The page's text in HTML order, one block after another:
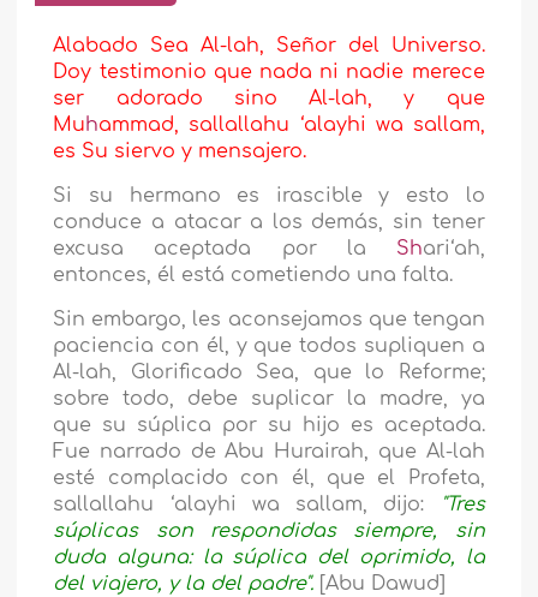
Alabado Sea Al-lah, Señor del Universo.
Doy testimonio que nada ni nadie merece
ser adorado sino Al-lah, y que
Muhammad, sallallahu ‘alayhi wa sallam,
es Su siervo y mensajero.
Si su hermano es irascible y esto lo
conduce a atacar a los demás, sin tener
excusa aceptada por la Shari‘ah,
entonces, él está cometiendo una falta.
Sin embargo, les aconsejamos que tengan
paciencia con él, y que todos supliquen a
Al-lah, Glorificado Sea, que lo Reforme;
sobre todo, debe suplicar la madre, ya
que su súplica por su hijo es aceptada.
Fue narrado de Abu Hurairah, que Al-lah
esté complacido con él, que el Profeta,
sallallahu ‘alayhi wa sallam, dijo: "Tres
súplicas son respondidas siempre, sin
duda alguna: la súplica del oprimido, la
del viajero, y la del padre". [Abu Dawud]